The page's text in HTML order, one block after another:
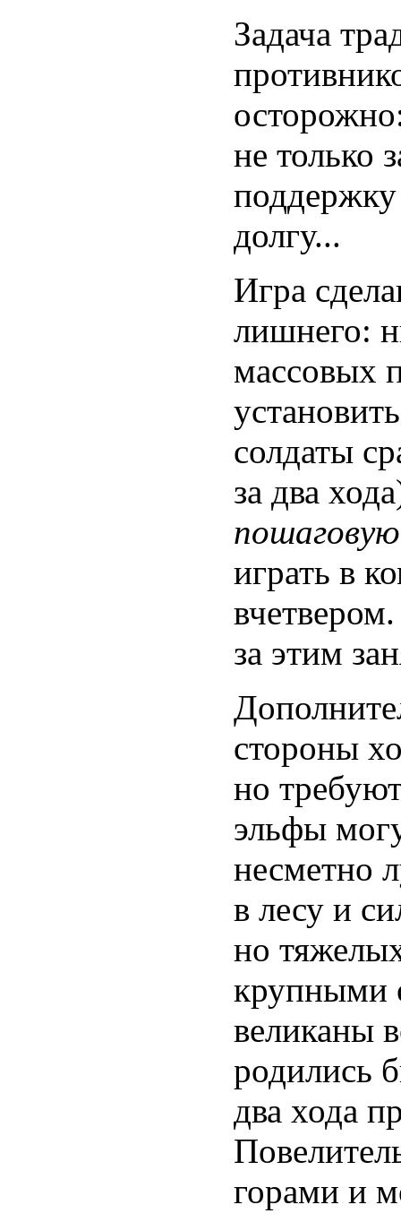
Задача
не только
долгу...
Игра
лишнего:
массовых
солдаты
за два
пошаговую
играть в
за этим
стороны
но
эльфы
несметно
в лесу и
но
крупными
великаны
родились
два хода
горами и